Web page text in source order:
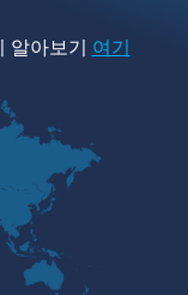
알아보기 여기